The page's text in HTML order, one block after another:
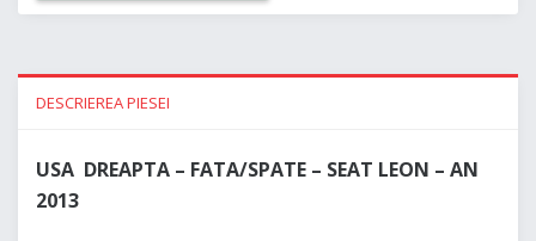
DESCRIEREA PIESEI
USA DREAPTA – FATA/SPATE – SEAT LEON – AN
2013